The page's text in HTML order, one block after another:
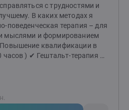
с трудностями и
В каких методах я
поведенческая терапия – для
мыслями и формированием
квалификации в
часов ) ✔ Гештальт-терапия –
конфликтов и укрепления
– для постановки и
вашего потенциала.